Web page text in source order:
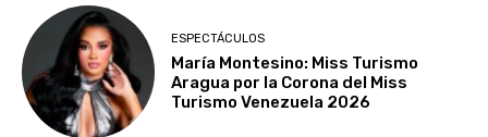
ESPECTÁCULOS
María Montesino: Miss Turismo
Aragua por la Corona del Miss
Turismo Venezuela 2026